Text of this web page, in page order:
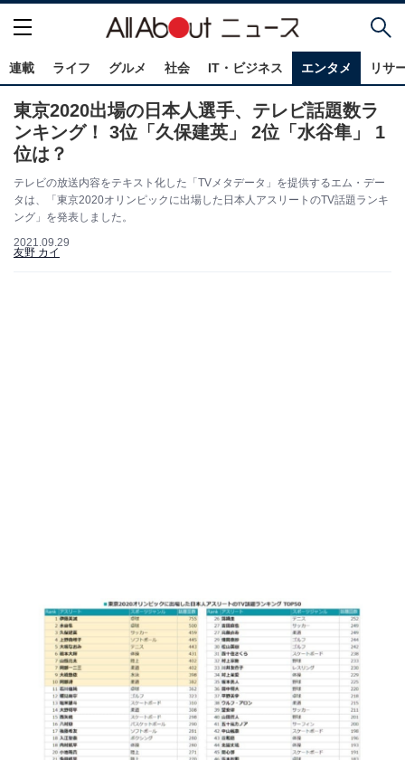
連載 ライフ グルメ 社会 IT・ビジネス エンタメ リサ
東京2020出場の日本人選手、テレビ話題数ラ
ンキング！ 3位「久保建英」 2位「水谷隼」 1
位は？
テレビの放送内容をテキスト化した「TVメタデータ」を提供するエム・デー
タは、「東京2020オリンピックに出場した日本人アスリートのTV話題ランキ
ング」を発表しました。
2021.09.29
友野 カイ